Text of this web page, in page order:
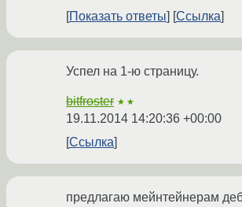
Показать ответы
Ссылка
Успел на 1-ю страницу.
bitfroster ★★
19.11.2014 14:20:36 +00:00
Ссылка
предлагаю мейнтейнерам